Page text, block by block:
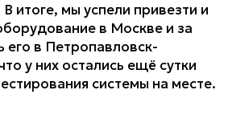
итоге, мы успели привезти и
в Москве и за
его в Петропавловск-
у них остались ещё сутки
системы на месте.